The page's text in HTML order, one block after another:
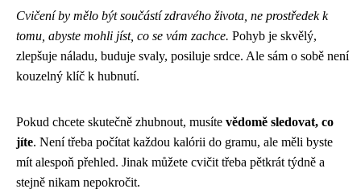
Cvičení by mělo být součástí zdravého života, ne prostředek k
tomu, abyste mohli jíst, co se vám zachce. Pohyb je skvělý,
zlepšuje náladu, buduje svaly, posiluje srdce. Ale sám o sobě není
kouzelný klíč k hubnutí.
Pokud chcete skutečně zhubnout, musíte vědomě sledovat, co
jíte. Není třeba počítat každou kalórii do gramu, ale měli byste
mít alespoň přehled. Jinak můžete cvičit třeba pětkrát týdně a
stejně nikam nepokročit.